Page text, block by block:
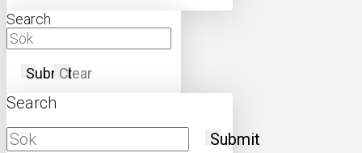
Search
SubmitClear
Search
Submit